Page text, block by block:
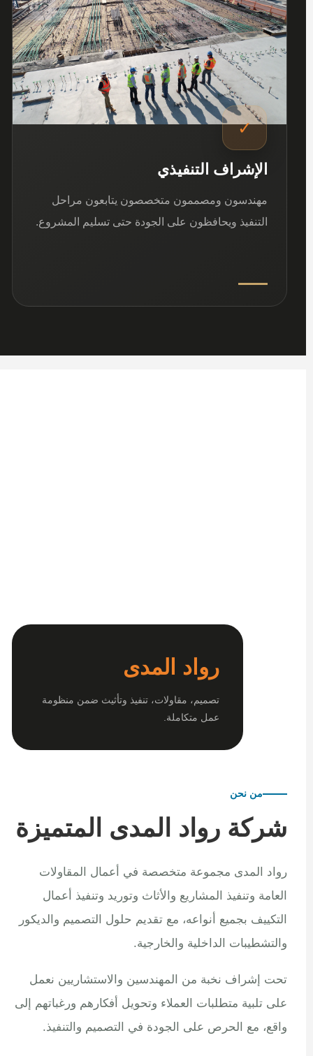
✓
الإشراف التنفيذي
مهندسون ومصممون متخصصون يتابعون مراحل
التنفيذ ويحافظون على الجودة حتى تسليم المشروع.
رواد المدى
تصميم، مقاولات، تنفيذ وتأثيث ضمن منظومة
عمل متكاملة.
من نحن
شركة رواد المدى المتميزة
رواد المدى مجموعة متخصصة في أعمال المقاولات
العامة وتنفيذ المشاريع والأثاث وتوريد وتنفيذ أعمال
التكييف بجميع أنواعه، مع تقديم حلول التصميم والديكور
والتشطيبات الداخلية والخارجية.
تحت إشراف نخبة من المهندسين والاستشاريين نعمل
على تلبية متطلبات العملاء وتحويل أفكارهم ورغباتهم إلى
واقع، مع الحرص على الجودة في التصميم والتنفيذ.